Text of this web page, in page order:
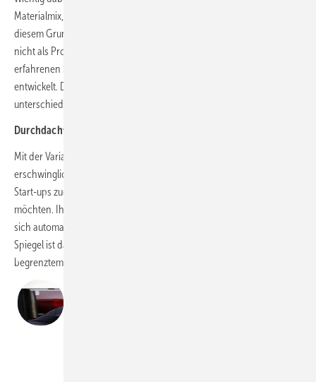
Materialmix, zum Team und zu den alltäglichen Aufgaben passt. Aus
diesem Grund hat die Gebrüder Spiegel AG ihre SPIEGEL SPL-Serie
nicht als Produkt von der Stange konzipiert, sondern gemeinsam mit
erfahrenen Spenglern direkt für den Alltag in der Blechbearbeitung
entwickelt. Die Serie punktet mit durchdachten Detaillösungen für
unterschiedliche Betriebsstrukturen:
Durchdachtes Raumkonzept & Kompakter Einstieg
Mit der Variante „SPL mini“ steht eine besonders kompakte und
erschwinglichere Lösung bereit, die speziell auf kleinere Betriebe und
Start-ups zugeschnitten ist, die in die Laserbearbeitung einsteigen
möchten. Ihre intelligent gesteuerte, bewegliche Umhausung öffnet
sich automatisch und ermöglicht den Zugang von drei Seiten. Laut
Spiegel ist das Maschinenkonzept geradezu ideal für Werkstätten mit
begrenztem Platzangebot.